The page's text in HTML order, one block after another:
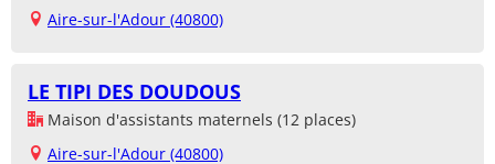
Aire-sur-l'Adour (40800)
LE TIPI DES DOUDOUS
Maison d'assistants maternels (12 places)
Aire-sur-l'Adour (40800)